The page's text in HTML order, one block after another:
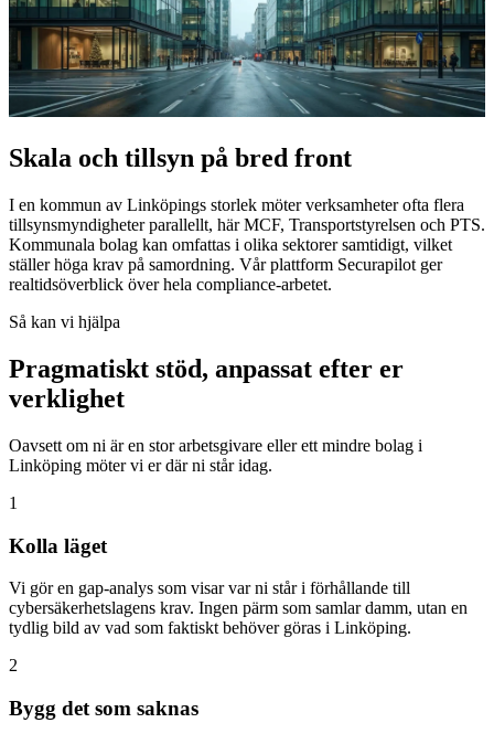
Skala och tillsyn på bred front
I en kommun av Linköpings storlek möter verksamheter ofta flera
tillsynsmyndigheter parallellt, här MCF, Transportstyrelsen och PTS.
Kommunala bolag kan omfattas i olika sektorer samtidigt, vilket
ställer höga krav på samordning. Vår plattform Securapilot ger
realtidsöverblick över hela compliance-arbetet.
Så kan vi hjälpa
Pragmatiskt stöd, anpassat efter er
verklighet
Oavsett om ni är en stor arbetsgivare eller ett mindre bolag i
Linköping möter vi er där ni står idag.
1
Kolla läget
Vi gör en gap-analys som visar var ni står i förhållande till
cybersäkerhetslagens krav. Ingen pärm som samlar damm, utan en
tydlig bild av vad som faktiskt behöver göras i Linköping.
2
Bygg det som saknas